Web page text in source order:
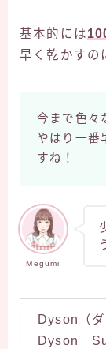
基本的には
早く乾かすの
今まで色々
やはり一番
すね！
Megumi
Dyson（ダ
Dyson